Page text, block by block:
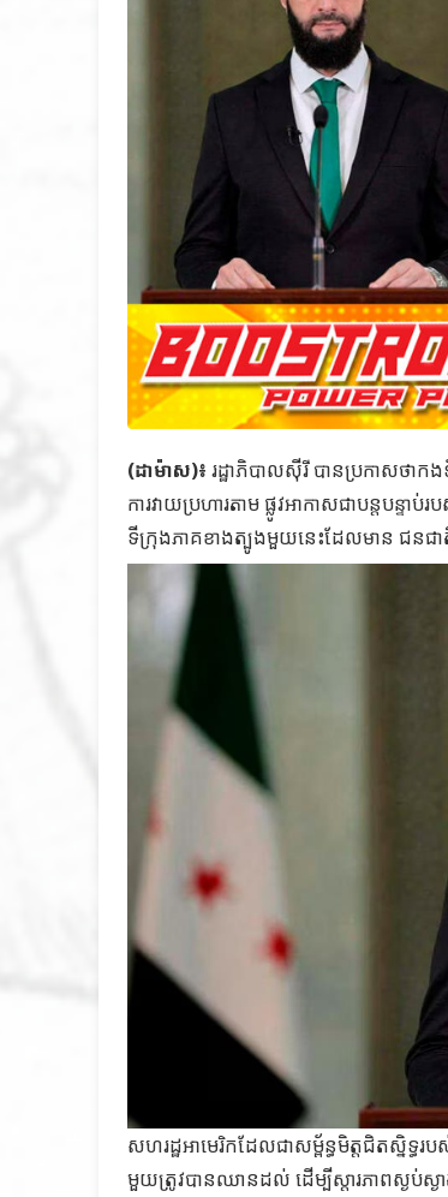
(ដាម៉ាស)៖ រដ្ឋាភិបាលស៊ីរី បានប្រកាសថាក
ការវាយប្រហារតាម ផ្លូវអាកាសជាបន្តបន្
ទីក្រុងភាគខាងត្បូងមួយនេះដែលមាន ជនជា
សហរដ្ឋអាមេរិកដែលជាសម្ព័ន្ធមិត្តជិតស្និ
មួយត្រូវបានឈានដល់ ដើម្បីស្ដារភាពស្ងប់